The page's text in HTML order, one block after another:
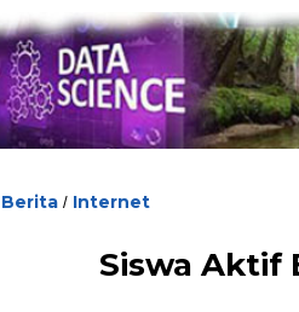
Berita / Internet
Siswa Aktif